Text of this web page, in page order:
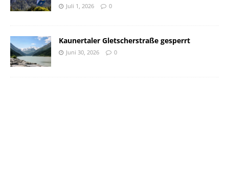
Juli 1, 2026 0
Kaunertaler Gletscherstraße gesperrt
Juni 30, 2026 0